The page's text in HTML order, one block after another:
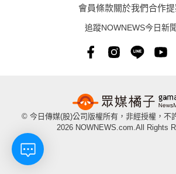
會員條款關於我們合作
追蹤NOWNEWS今日新
© 今日傳媒(股)公司版權所有，非經授權，不
2026 NOWNEWS.com.All Rights